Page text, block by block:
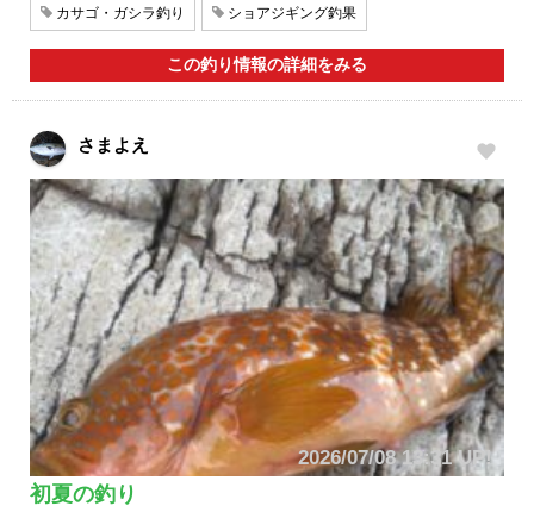
カサゴ・ガシラ釣り ショアジギング釣果
この釣り情報の詳細をみる
さまよえ
2026/07/08 13:31 UP!
初夏の釣り